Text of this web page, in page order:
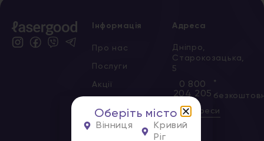
Інформація
Про нас
Послуги
Акції
Новини
Адреса
Дніпро,
Старокозацька,
5
0 800
204 205
*
Всі адреси
Оберіть місто
Вінниця
Кривий
Ріг